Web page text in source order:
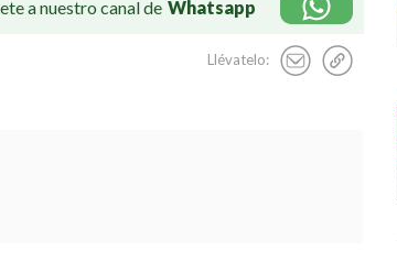
a nuestro canal de Whatsapp
Llévatelo: